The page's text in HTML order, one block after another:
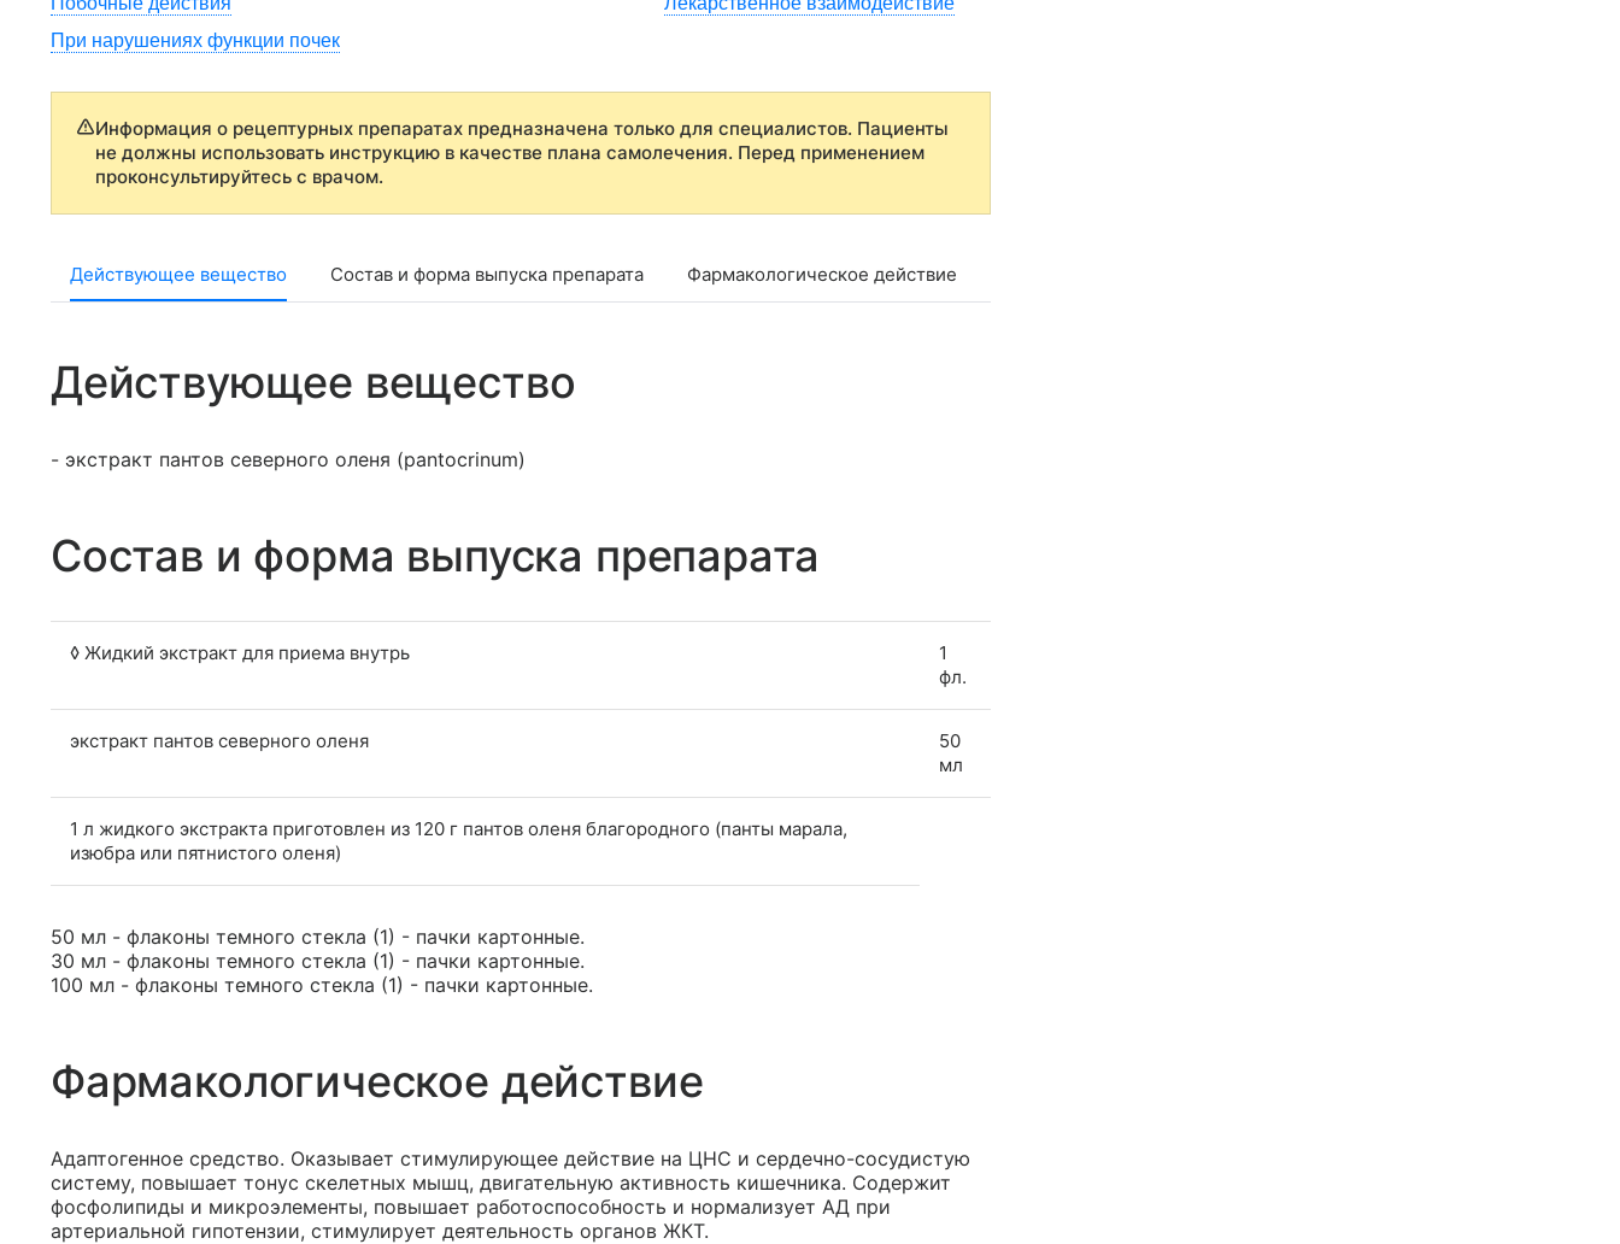
При нарушениях функции почек
Информация о рецептурных препаратах предназначена только для специалистов. Пациенты
не должны использовать инструкцию в качестве плана самолечения. Перед применением
проконсультируйтесь с врачом.
Действующее вещество Состав и форма выпуска препарата Фармакологическое действие
Действующее вещество
- экстракт пантов северного оленя (pantocrinum)
Состав и форма выпуска препарата
◊ Жидкий экстракт для приема внутрь
1
фл.
экстракт пантов северного оленя
50
мл
1 л жидкого экстракта приготовлен из 120 г пантов оленя благородного (панты марала,
изюбра или пятнистого оленя)
50 мл - флаконы темного стекла (1) - пачки картонные.
30 мл - флаконы темного стекла (1) - пачки картонные.
100 мл - флаконы темного стекла (1) - пачки картонные.
Фармакологическое действие
Адаптогенное средство. Оказывает стимулирующее действие на ЦНС и сердечно-сосудистую
систему, повышает тонус скелетных мышц, двигательную активность кишечника. Содержит
фосфолипиды и микроэлементы, повышает работоспособность и нормализует АД при
артериальной гипотензии, стимулирует деятельность органов ЖКТ.